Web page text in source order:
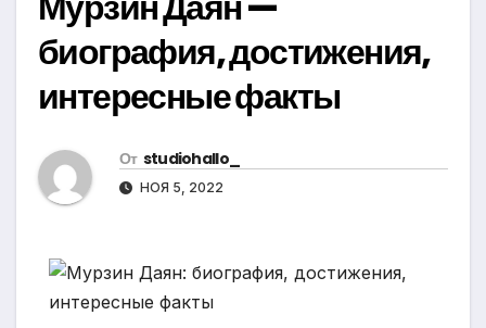
биография, достижения,
интересные факты
От studiohallo_
НОЯ 5, 2022